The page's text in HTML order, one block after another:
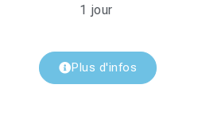
1 jour
Plus d'infos